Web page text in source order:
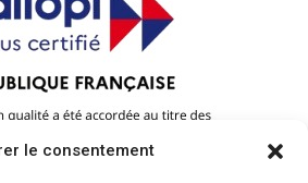
le consentement